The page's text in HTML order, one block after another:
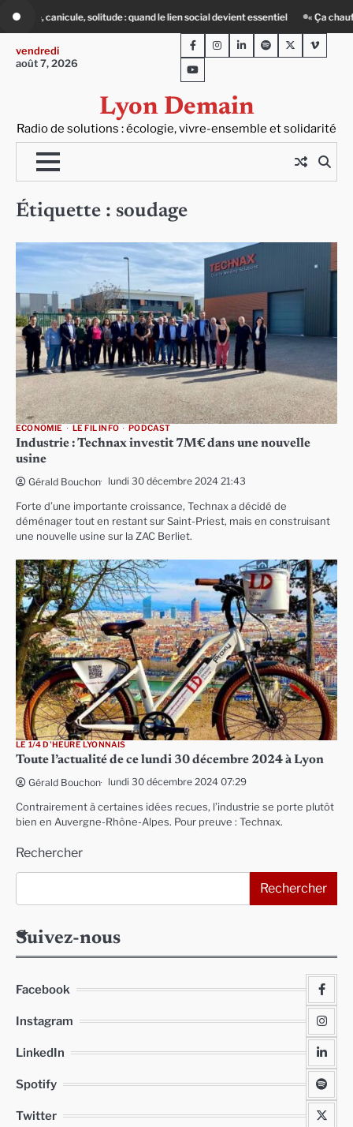
content
: quand le lien social devient essentiel « Ça chauffe » : des acteurs du
vendredi
août 7, 2026
Lyon Demain
Radio de solutions : écologie, vivre-ensemble et solidarité
FacebookInstagram
LinkedInSpotifyTwitterViméo
Youtube
Étiquette : soudage
ECONOMIE LE FIL INFO PODCAST
Industrie : Technax investit 7M€ dans une nouvelle
usine
Gérald Bouchon lundi 30 décembre 2024 21:43
Forte d’une importante croissance, Technax a décidé de
déménager tout en restant sur Saint-Priest, mais en construisant
une nouvelle usine sur la ZAC Berliet.
LE 1/4 D'HEURE LYONNAIS
Toute l’actualité de ce lundi 30 décembre 2024 à Lyon
Gérald Bouchon lundi 30 décembre 2024 07:29
Contrairement à certaines idées recues, l’industrie se porte plutôt
bien en Auvergne-Rhône-Alpes. Pour preuve : Technax.
Rechercher
Rechercher
Suivez-nous
Facebook
Instagram
LinkedIn
Spotify
Twitter